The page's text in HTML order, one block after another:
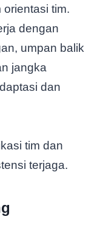
orientasi tim.
dengan
umpan balik
jangka
dan
tim dan
terjaga.